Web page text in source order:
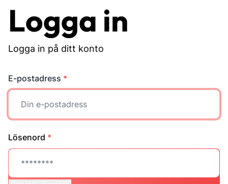
Logga in
Logga in på ditt konto
E-postadress *
Lösenord *